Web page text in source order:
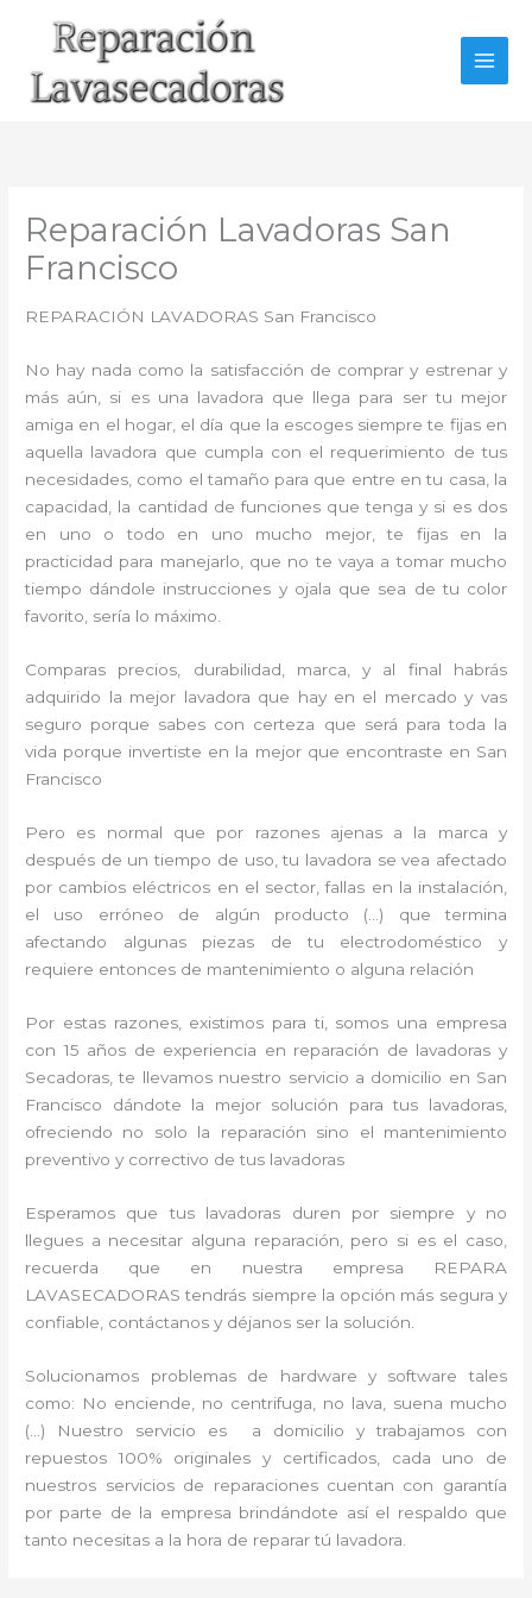
Reparación Lavadoras San
Francisco
REPARACIÓN LAVADORAS San Francisco
No hay nada como la satisfacción de comprar y estrenar y
más aún, si es una lavadora que llega para ser tu mejor
amiga en el hogar, el día que la escoges siempre te fijas en
aquella lavadora que cumpla con el requerimiento de tus
necesidades, como el tamaño para que entre en tu casa, la
capacidad, la cantidad de funciones que tenga y si es dos
en uno o todo en uno mucho mejor, te fijas en la
practicidad para manejarlo, que no te vaya a tomar mucho
tiempo dándole instrucciones y ojala que sea de tu color
favorito, sería lo máximo.
Comparas precios, durabilidad, marca, y al final habrás
adquirido la mejor lavadora que hay en el mercado y vas
seguro porque sabes con certeza que será para toda la
vida porque invertiste en la mejor que encontraste en San
Francisco
Pero es normal que por razones ajenas a la marca y
después de un tiempo de uso, tu lavadora se vea afectado
por cambios eléctricos en el sector, fallas en la instalación,
el uso erróneo de algún producto (…) que termina
afectando algunas piezas de tu electrodoméstico y
requiere entonces de mantenimiento o alguna relación
Por estas razones, existimos para ti, somos una empresa
con 15 años de experiencia en reparación de lavadoras y
Secadoras, te llevamos nuestro servicio a domicilio en San
Francisco dándote la mejor solución para tus lavadoras,
ofreciendo no solo la reparación sino el mantenimiento
preventivo y correctivo de tus lavadoras
Esperamos que tus lavadoras duren por siempre y no
llegues a necesitar alguna reparación, pero si es el caso,
recuerda que en nuestra empresa REPARA
LAVASECADORAS tendrás siempre la opción más segura y
confiable, contáctanos y déjanos ser la solución.
Solucionamos problemas de hardware y software tales
como: No enciende, no centrifuga, no lava, suena mucho
(…) Nuestro servicio es a domicilio y trabajamos con
repuestos 100% originales y certificados, cada uno de
nuestros servicios de reparaciones cuentan con garantía
por parte de la empresa brindándote así el respaldo que
tanto necesitas a la hora de reparar tú lavadora.